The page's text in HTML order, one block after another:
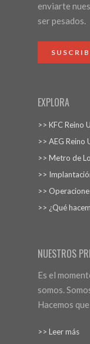
enviarte
ser pesados.
EXPLORA
>> KFC Reino
>> AEG Reino
>> Metro de
>>
>>
>> ¿Qué
NUESTROS
Es el
somos.
Hacemos
>> Leer más